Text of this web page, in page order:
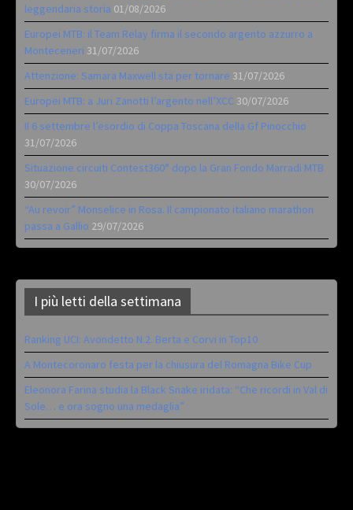
leggendaria storia 01/08/2026
Europei MTB: il Team Relay firma il secondo argento azzurro a
Monteceneri 31/07/2026
Attenzione: Samara Maxwell sta per tornare 31/07/2026
Europei MTB: a Juri Zanotti l’argento nell’XCC 30/07/2026
Il 6 settembre l’esordio di Coppa Toscana della Gf Pinocchio
31/07/2026
Situazione circuiti Contest360° dopo la Gran Fondo Marradi MTB
30/07/2026
“Au revoir” Monselice in Rosa. Il campionato italiano marathon
passa a Gallio 29/07/2026
I più letti della settimana
Ranking UCI: Avondetto N.2. Berta e Corvi in Top10
A Montecoronaro festa per la chiusura del Romagna Bike Cup
Eleonora Farina studia la Black Snake iridata: “Che ricordi in Val di
Sole… e ora sogno una medaglia”